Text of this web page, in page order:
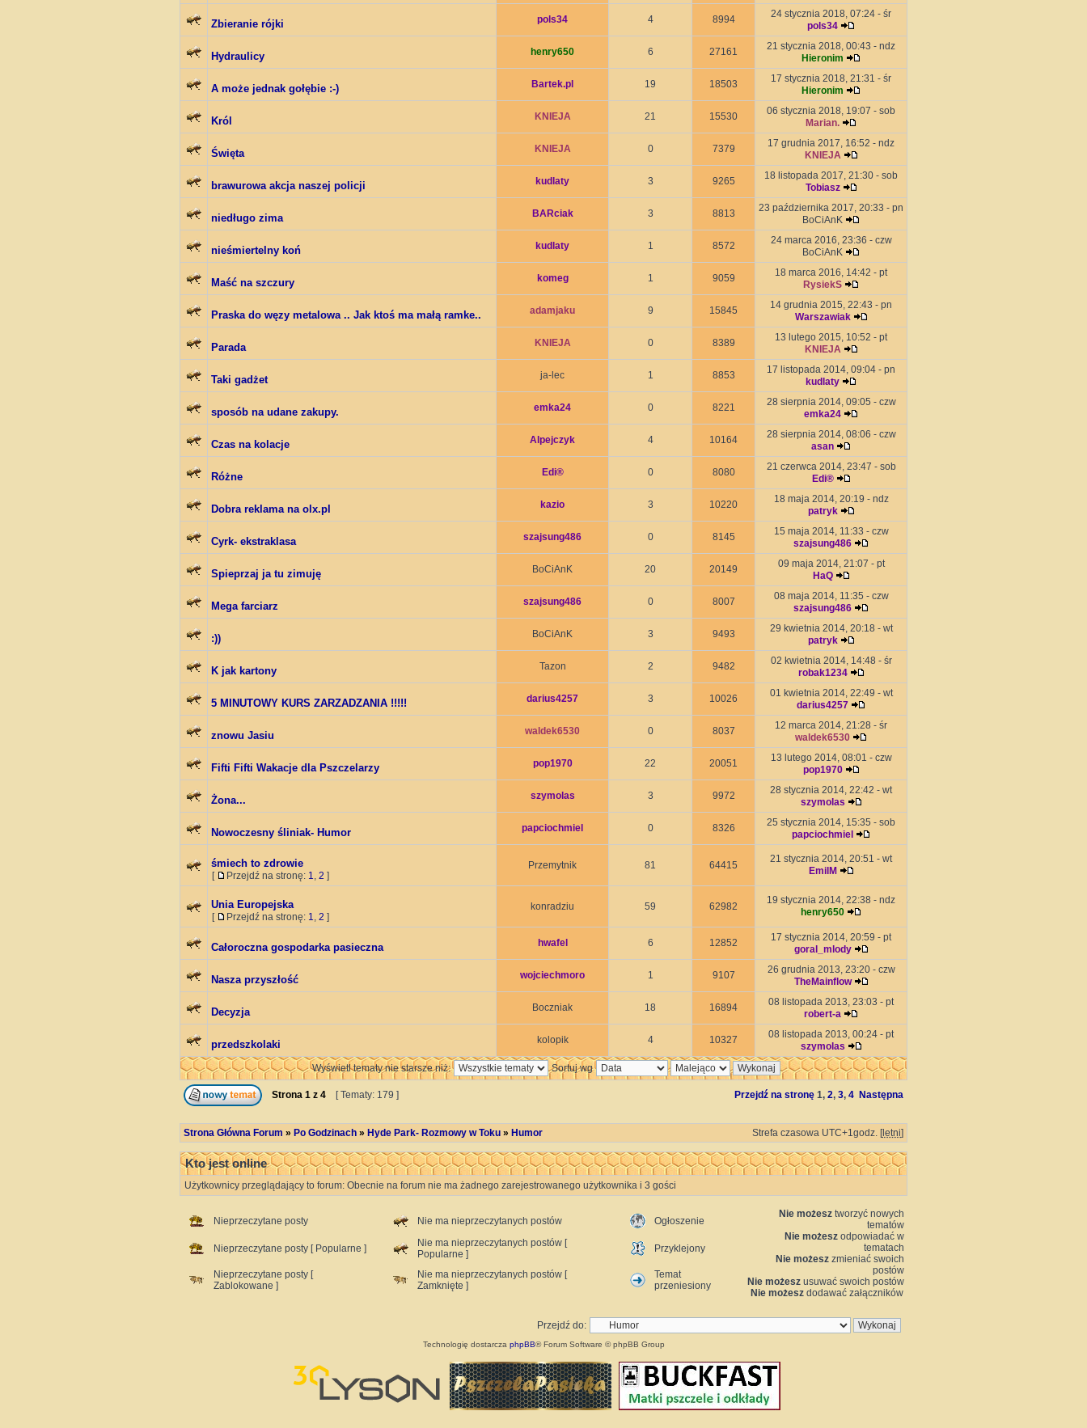
Zbieranie rójki pols34 4 8994
24 stycznia 2018, 07:24 - śr
pols34
Hydraulicy henry650 6 27161
21 stycznia 2018, 00:43 - ndz
Hieronim
A może jednak gołębie :-) Bartek.pl 19 18503
17 stycznia 2018, 21:31 - śr
Hieronim
Król KNIEJA 21 15530
06 stycznia 2018, 19:07 - sob
Marian.
Święta KNIEJA 0 7379
17 grudnia 2017, 16:52 - ndz
KNIEJA
brawurowa akcja naszej policji kudlaty 3 9265
18 listopada 2017, 21:30 - sob
Tobiasz
niedługo zima BARciak 3 8813
23 października 2017, 20:33 - pn
BoCiAnK
nieśmiertelny koń kudlaty 1 8572
24 marca 2016, 23:36 - czw
BoCiAnK
Maść na szczury komeg 1 9059
18 marca 2016, 14:42 - pt
RysiekS
Praska do węzy metalowa .. Jak ktoś ma małą ramke.. adamjaku 9 15845
14 grudnia 2015, 22:43 - pn
Warszawiak
Parada KNIEJA 0 8389
13 lutego 2015, 10:52 - pt
KNIEJA
Taki gadżet ja-lec 1 8853
17 listopada 2014, 09:04 - pn
kudlaty
sposób na udane zakupy. emka24 0 8221
28 sierpnia 2014, 09:05 - czw
emka24
Czas na kolacje Alpejczyk 4 10164
28 sierpnia 2014, 08:06 - czw
asan
Różne Edi® 0 8080
21 czerwca 2014, 23:47 - sob
Edi®
Dobra reklama na olx.pl kazio 3 10220
18 maja 2014, 20:19 - ndz
patryk
Cyrk- ekstraklasa szajsung486 0 8145
15 maja 2014, 11:33 - czw
szajsung486
Spieprzaj ja tu zimuję BoCiAnK 20 20149
09 maja 2014, 21:07 - pt
HaQ
Mega farciarz szajsung486 0 8007
08 maja 2014, 11:35 - czw
szajsung486
:)) BoCiAnK 3 9493
29 kwietnia 2014, 20:18 - wt
patryk
K jak kartony Tazon 2 9482
02 kwietnia 2014, 14:48 - śr
robak1234
5 MINUTOWY KURS ZARZADZANIA !!!!! darius4257 3 10026
01 kwietnia 2014, 22:49 - wt
darius4257
znowu Jasiu waldek6530 0 8037
12 marca 2014, 21:28 - śr
waldek6530
Fifti Fifti Wakacje dla Pszczelarzy pop1970 22 20051
13 lutego 2014, 08:01 - czw
pop1970
Żona... szymolas 3 9972
28 stycznia 2014, 22:42 - wt
szymolas
Nowoczesny śliniak- Humor papciochmiel 0 8326
25 stycznia 2014, 15:35 - sob
papciochmiel
śmiech to zdrowie
[ Przejdź na stronę: 1, 2 ]
Przemytnik 81 64415
21 stycznia 2014, 20:51 - wt
EmilM
Unia Europejska
[ Przejdź na stronę: 1, 2 ]
konradziu 59 62982
19 stycznia 2014, 22:38 - ndz
henry650
Całoroczna gospodarka pasieczna hwafel 6 12852
17 stycznia 2014, 20:59 - pt
goral_mlody
Nasza przyszłość wojciechmoro 1 9107
26 grudnia 2013, 23:20 - czw
TheMainflow
Decyzja Boczniak 18 16894
08 listopada 2013, 23:03 - pt
robert-a
przedszkolaki kolopik 4 10327
08 listopada 2013, 00:24 - pt
szymolas
Wyświetl tematy nie starsze niż:
Sortuj wg
Strona 1 z 4 [ Tematy: 179 ] Przejdź na stronę 1, 2, 3, 4 Następna
Strona Główna Forum » Po Godzinach » Hyde Park- Rozmowy w Toku » Humor Strefa czasowa UTC+1godz. [letni]
Kto jest online
Użytkownicy przeglądający to forum: Obecnie na forum nie ma żadnego zarejestrowanego użytkownika i 3 gości
Nieprzeczytane posty Nie ma nieprzeczytanych postów Ogłoszenie
Nieprzeczytane posty [ Popularne ]
Nie ma nieprzeczytanych postów [
Popularne ]
Przyklejony
Nieprzeczytane posty [
Zablokowane ]
Nie ma nieprzeczytanych postów [
Zamknięte ]
Temat
przeniesiony
Nie możesz tworzyć nowych
tematów
Nie możesz odpowiadać w
tematach
Nie możesz zmieniać swoich
postów
Nie możesz usuwać swoich postów
Nie możesz dodawać załączników
Przejdź do:
Technologię dostarcza phpBB® Forum Software © phpBB Group